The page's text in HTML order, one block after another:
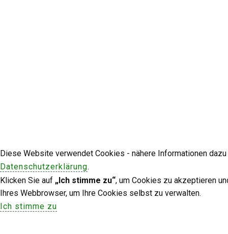
Diese Website verwendet Cookies - nähere Informationen
Datenschutzerklärung.
Klicken Sie auf „Ich stimme zu“, um Cookies zu akzeptieren
Ihres Webbrowser, um Ihre Cookies selbst zu verwalten.
Ich stimme zu